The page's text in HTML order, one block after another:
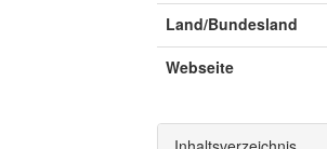
Land/Bundesland
Webseite